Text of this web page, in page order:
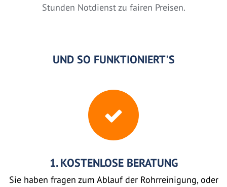
Stunden Notdienst zu fairen Preisen.
UND SO FUNKTIONIERT'S
1. KOSTENLOSE BERATUNG
Sie haben fragen zum Ablauf der Rohrreinigung, oder